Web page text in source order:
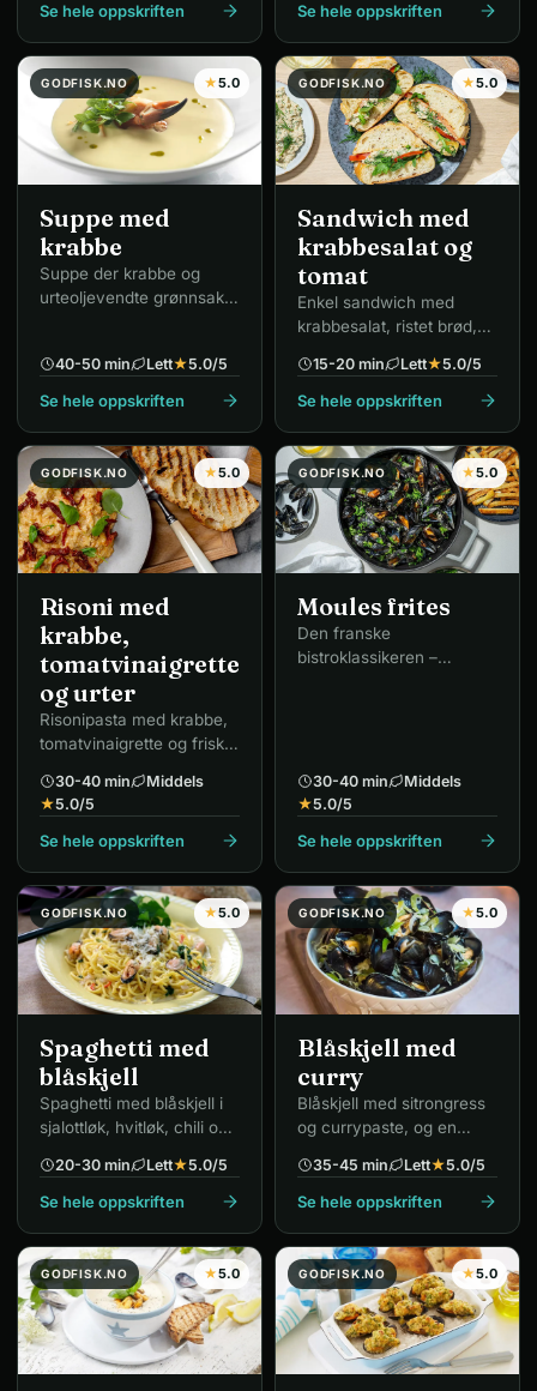
Se hele oppskriften Se hele oppskriften
GODFISK.NO ★5.0
Suppe med
krabbe
Suppe der krabbe og
urteoljevendte grønnsaker
40-50 min Lett★5.0/5
Se hele oppskriften
GODFISK.NO ★5.0
Sandwich med
krabbesalat og
tomat
Enkel sandwich med
krabbesalat, ristet brød,
15-20 min Lett★5.0/5
Se hele oppskriften
GODFISK.NO ★5.0
Risoni med
krabbe,
tomatvinaigrette
og urter
Risonipasta med krabbe,
tomatvinaigrette og friske
30-40 min
Middels
★5.0/5
Se hele oppskriften
GODFISK.NO ★5.0
Moules frites
Den franske
bistroklassikeren –
30-40 min
Middels
★5.0/5
Se hele oppskriften
GODFISK.NO ★5.0
Spaghetti med
blåskjell
Spaghetti med blåskjell i
sjalottløk, hvitløk, chili og
20-30 min Lett★5.0/5
Se hele oppskriften
GODFISK.NO ★5.0
Blåskjell med
curry
Blåskjell med sitrongress
og currypaste, og en
35-45 min Lett★5.0/5
Se hele oppskriften
GODFISK.NO ★5.0 GODFISK.NO ★5.0